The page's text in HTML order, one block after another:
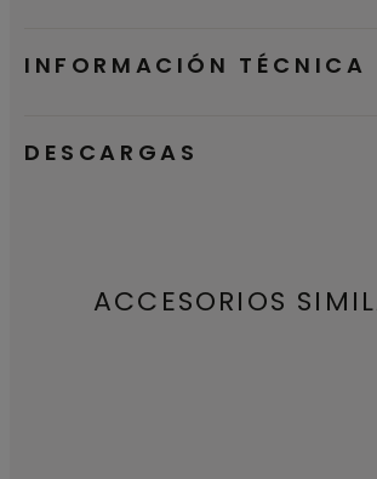
INFORMACIÓN TÉCNICA
DESCARGAS
ACCESORIOS